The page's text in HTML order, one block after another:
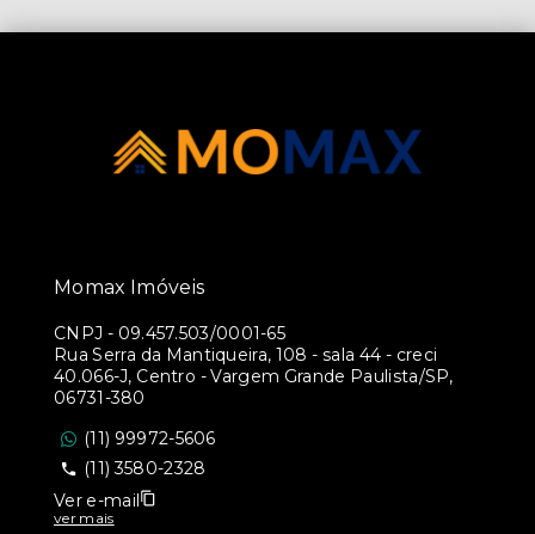
Momax Imóveis
CNPJ - 09.457.503/0001-65
Rua Serra da Mantiqueira, 108 - sala 44 - creci
40.066-J, Centro - Vargem Grande Paulista/SP,
06731-380
(11) 99972-5606
(11) 3580-2328
Ver e-mail
ver mais